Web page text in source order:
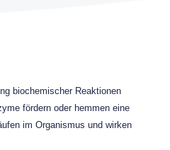
biochemischer Reaktionen
fördern oder hemmen eine
im Organismus und wirken